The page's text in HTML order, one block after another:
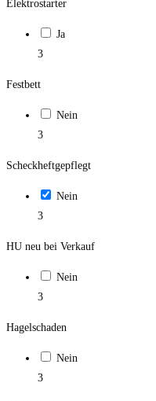
Elektrostarter
Ja
3
Festbett
Nein
3
Scheckheftgepflegt
Nein
3
HU neu bei Verkauf
Nein
3
Hagelschaden
Nein
3